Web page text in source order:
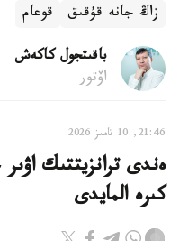
زاڭ جانە قۇقىق قوعام
باقىتجول كاكەش
اۆتور
21:46, 10 تامىز 2026
ەندى ترانزيتتىك
كىرە المايدى